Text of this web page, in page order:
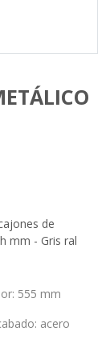
de
mm - Gris ral
: 555 mm
: acero